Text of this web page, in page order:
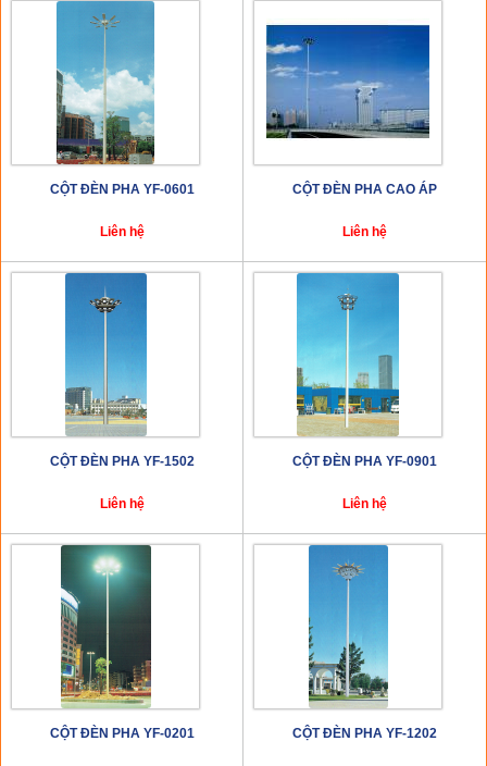
CỘT ĐÈN PHA YF-0601
Liên hệ
CỘT ĐÈN PHA CAO ÁP
Liên hệ
CỘT ĐÈN PHA YF-1502
Liên hệ
CỘT ĐÈN PHA YF-0901
Liên hệ
CỘT ĐÈN PHA YF-0201 CỘT ĐÈN PHA YF-1202